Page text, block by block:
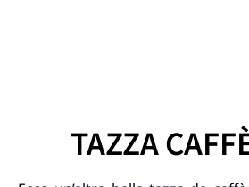
TAZZA